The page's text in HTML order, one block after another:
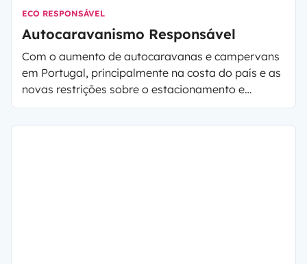
ECO RESPONSÁVEL
Autocaravanismo Responsável
Com o aumento de autocaravanas e campervans
em Portugal, principalmente na costa do país e as
novas restrições sobre o estacionamento e
pernoita dos veículos de lazer, têm surgido várias
questões sobre o turismo responsável e quais os